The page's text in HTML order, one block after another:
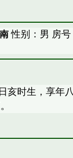
性别：男 房
亥时生，享年